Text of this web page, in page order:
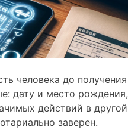
человека до получения
дату и место рождения,
действий в другой
заверен.